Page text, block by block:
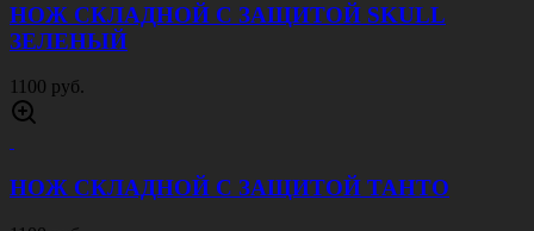
НОЖ СКЛАДНОЙ С ЗАЩИТОЙ SKULL
ЗЕЛЕНЫЙ
1100 руб.
НОЖ СКЛАДНОЙ С ЗАЩИТОЙ ТАНТО